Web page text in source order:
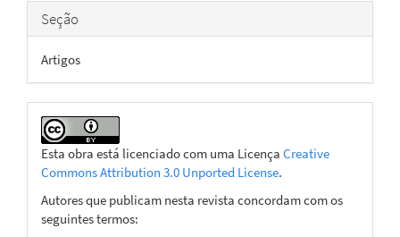
Seção
Artigos
Esta obra está licenciado com uma Licença Creative
Commons Attribution 3.0 Unported License.
Autores que publicam nesta revista concordam com os
seguintes termos: